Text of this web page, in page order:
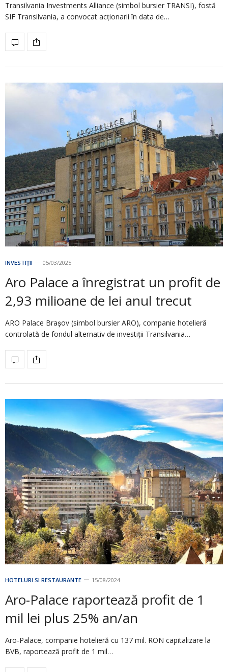
Transilvania Investments Alliance (simbol bursier TRANSI), fostă
SIF Transilvania, a convocat acționarii în data de…
INVESTIȚII 05/03/2025
Aro Palace a înregistrat un profit de
2,93 milioane de lei anul trecut
ARO Palace Braşov (simbol bursier ARO), companie hotelieră
controlată de fondul alternativ de investiţii Transilvania…
HOTELURI SI RESTAURANTE 15/08/2024
Aro-Palace raportează profit de 1
mil lei plus 25% an/an
Aro-Palace, companie hotelieră cu 137 mil. RON capitalizare la
BVB, raportează profit de 1 mil…